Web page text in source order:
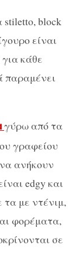
stiletto, block
είναι
κάθε
παραμένει
γύρω από τα
γραφείου
ανήκουν
edgy και
με ντένιμ,
φορέματα,
σε